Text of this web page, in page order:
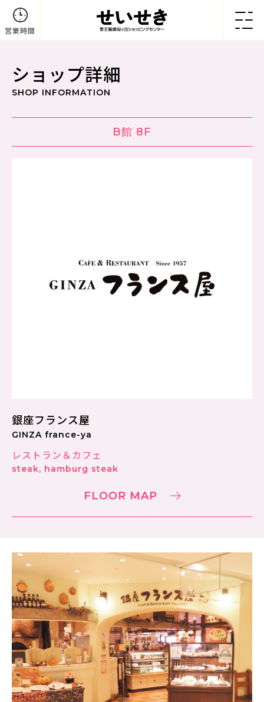
営業時間
ショップ詳細
SHOP INFORMATION
B館 8F
銀座フランス屋
GINZA france-ya
レストラン＆カフェ
steak, hamburg steak
FLOOR MAP